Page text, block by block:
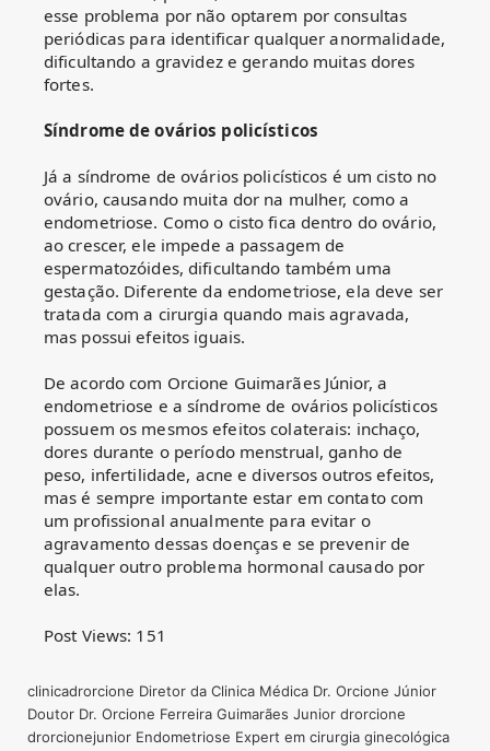
esse problema por não optarem por consultas
periódicas para identificar qualquer anormalidade,
dificultando a gravidez e gerando muitas dores
fortes.
Síndrome de ovários policísticos
Já a síndrome de ovários policísticos é um cisto no
ovário, causando muita dor na mulher, como a
endometriose. Como o cisto fica dentro do ovário,
ao crescer, ele impede a passagem de
espermatozóides, dificultando também uma
gestação. Diferente da endometriose, ela deve ser
tratada com a cirurgia quando mais agravada,
mas possui efeitos iguais.
De acordo com Orcione Guimarães Júnior, a
endometriose e a síndrome de ovários policísticos
possuem os mesmos efeitos colaterais: inchaço,
dores durante o período menstrual, ganho de
peso, infertilidade, acne e diversos outros efeitos,
mas é sempre importante estar em contato com
um profissional anualmente para evitar o
agravamento dessas doenças e se prevenir de
qualquer outro problema hormonal causado por
elas.
Post Views: 151
clinicadrorcione Diretor da Clinica Médica Dr. Orcione Júnior
Doutor Dr. Orcione Ferreira Guimarães Junior drorcione
drorcionejunior Endometriose Expert em cirurgia ginecológica